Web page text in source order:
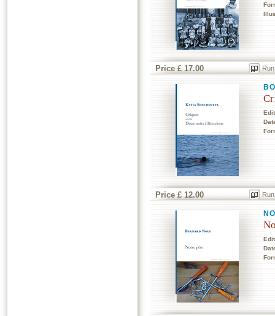
Price £ 17.00
Price £ 12.00